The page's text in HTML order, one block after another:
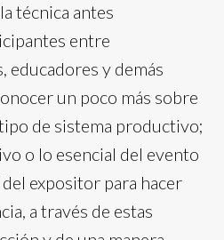
técnica antes
entre
educadores y demás
un poco más sobre
de sistema productivo;
o lo esencial del evento
expositor para hacer
a través de estas